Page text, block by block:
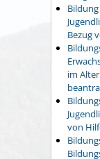
Bezug
im
von